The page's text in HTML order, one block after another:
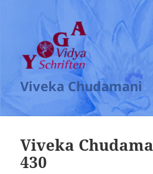
Viveka Chudamani
Viveka
430